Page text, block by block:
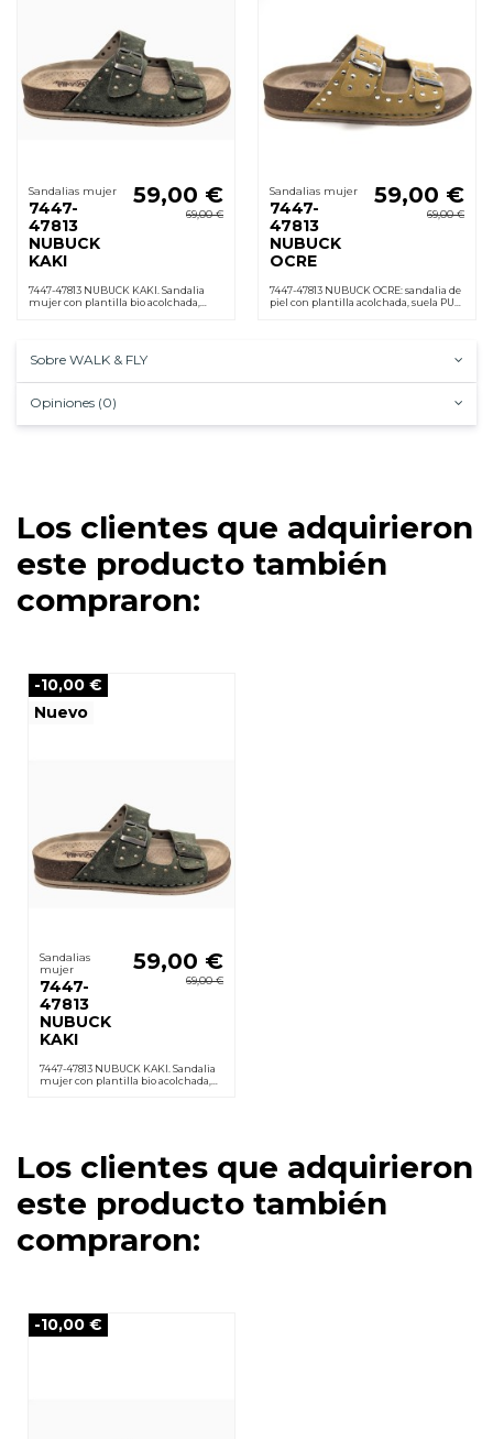
Sandalias mujer
7447-
47813
NUBUCK
KAKI
59,00 €
69,00 €
7447-47813 NUBUCK KAKI. Sandalia
mujer con plantilla bio acolchada,
Sandalias mujer
7447-
47813
NUBUCK
OCRE
59,00 €
69,00 €
7447-47813 NUBUCK OCRE: sandalia de
piel con plantilla acolchada, suela PU
Sobre WALK & FLY
Opiniones (0)
Los clientes que adquirieron
este producto también
compraron:
-10,00 €
Nuevo
Sandalias
mujer
7447-
47813
NUBUCK
KAKI
59,00 €
69,00 €
7447-47813 NUBUCK KAKI. Sandalia
mujer con plantilla bio acolchada,
Los clientes que adquirieron
este producto también
compraron:
-10,00 €